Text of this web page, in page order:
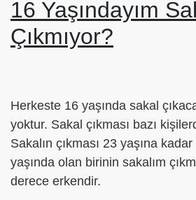
16 Yaşındayım
Çıkmıyor?
Herkeste 16 yaşında sakal
yoktur. Sakal çıkması bazı
Sakalın çıkması 23 yaşına
yaşında olan birinin sakalım
derece erkendir.